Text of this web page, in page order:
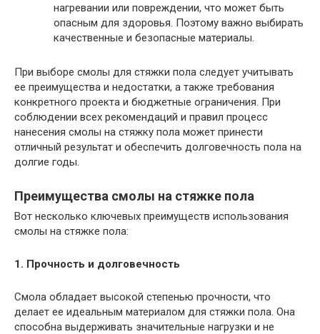
нагревании или повреждении, что может быть
опасным для здоровья. Поэтому важно выбирать
качественные и безопасные материалы.
При выборе смолы для стяжки пола следует учитывать
ее преимущества и недостатки, а также требования
конкретного проекта и бюджетные ограничения. При
соблюдении всех рекомендаций и правил процесс
нанесения смолы на стяжку пола может принести
отличный результат и обеспечить долговечность пола на
долгие годы.
Преимущества смолы на стяжке пола
Вот несколько ключевых преимуществ использования
смолы на стяжке пола:
1. Прочность и долговечность
Смола обладает высокой степенью прочности, что
делает ее идеальным материалом для стяжки пола. Она
способна выдерживать значительные нагрузки и не